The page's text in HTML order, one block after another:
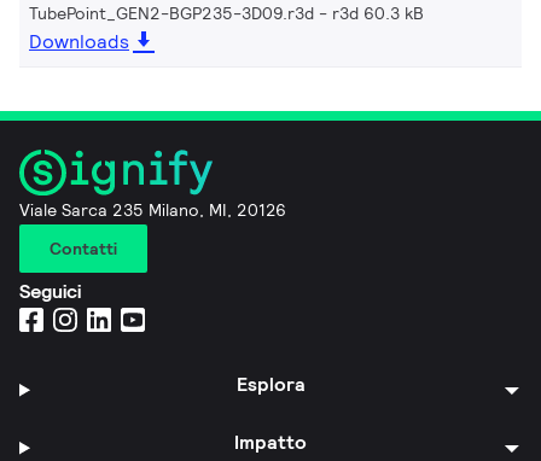
TubePoint_GEN2-BGP235-3D09.r3d r3d 60.3 kB
Downloads
Viale Sarca 235 Milano, MI, 20126
Contatti
Seguici
Esplora
Impatto